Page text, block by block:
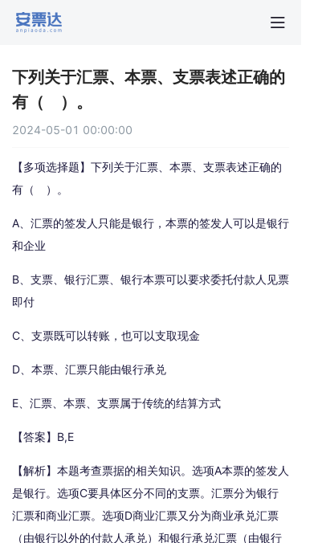
下列关于汇票、本票、支票表述正确的
有（ ）。
2024-05-01 00:00:00
【多项选择题】下列关于汇票、本票、支票表述正确的
有（ ）。
A、汇票的签发人只能是银行，本票的签发人可以是银行
和企业
B、支票、银行汇票、银行本票可以要求委托付款人见票
即付
C、支票既可以转账，也可以支取现金
D、本票、汇票只能由银行承兑
E、汇票、本票、支票属于传统的结算方式
【答案】B,E
【解析】本题考查票据的相关知识。选项A本票的签发人
是银行。选项C要具体区分不同的支票。汇票分为银行
汇票和商业汇票。选项D商业汇票又分为商业承兑汇票
（由银行以外的付款人承兑）和银行承兑汇票（由银行